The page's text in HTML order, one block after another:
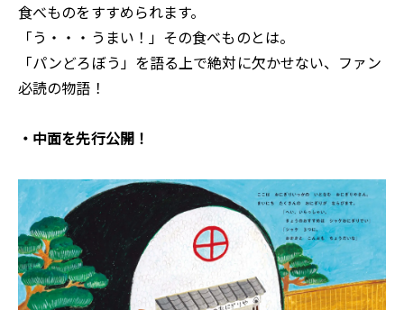
食べものをすすめられます。
「う・・・うまい！」その食べものとは―――。
「パンどろぼう」を語る上で絶対に欠かせない、ファン
必読の物語！
・中面を先行公開！